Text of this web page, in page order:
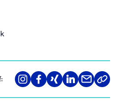
Teilen
auf
Teilen
auf
Teilen
auf
Teilen
auf
Teilen
über
Link